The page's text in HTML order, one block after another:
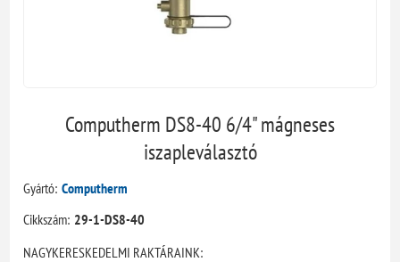
Computherm DS8-40 6/4" mágneses
iszapleválasztó
Gyártó: Computherm
Cikkszám: 29-1-DS8-40
NAGYKERESKEDELMI RAKTÁRAINK: